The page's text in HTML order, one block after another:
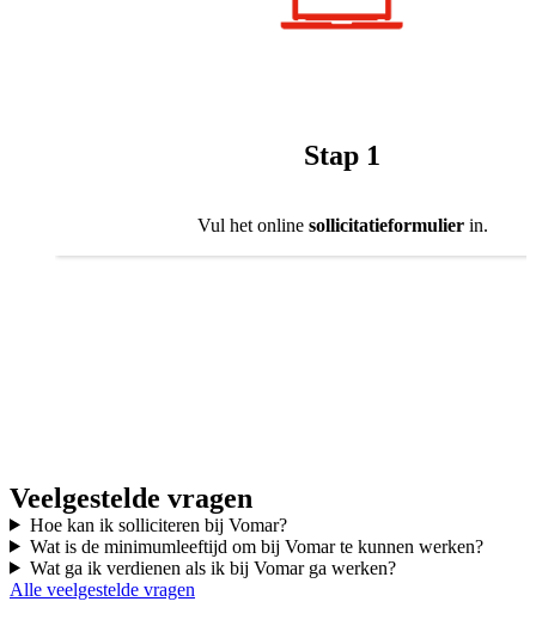
Stap 1
Vul het online sollicitatieformulierin.
Veelgestelde vragen
Hoe kan ik solliciteren bij Vomar?
Wat is de minimumleeftijd om bij Vomar te kunnen werken?
Wat ga ik verdienen als ik bij Vomar ga werken?
Alle veelgestelde vragen